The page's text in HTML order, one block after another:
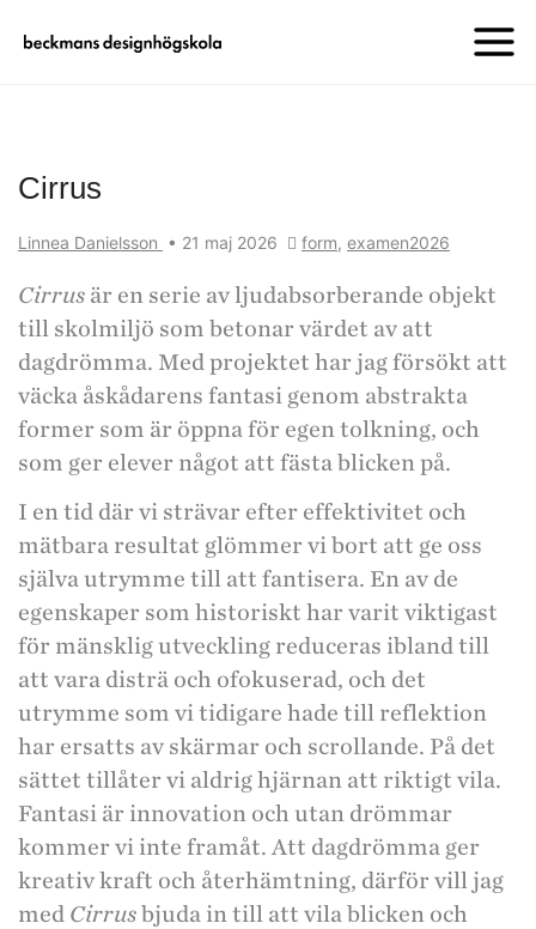
Cirrus
Linnea Danielsson • 21 maj 2026 form, examen2026
Cirrus är en serie av ljudabsorberande objekt
till skolmiljö som betonar värdet av att
dagdrömma. Med projektet har jag försökt att
väcka åskådarens fantasi genom abstrakta
former som är öppna för egen tolkning, och
som ger elever något att fästa blicken på.
I en tid där vi strävar efter effektivitet och
mätbara resultat glömmer vi bort att ge oss
själva utrymme till att fantisera. En av de
egenskaper som historiskt har varit viktigast
för mänsklig utveckling reduceras ibland till
att vara disträ och ofokuserad, och det
utrymme som vi tidigare hade till reflektion
har ersatts av skärmar och scrollande. På det
sättet tillåter vi aldrig hjärnan att riktigt vila.
Fantasi är innovation och utan drömmar
kommer vi inte framåt. Att dagdrömma ger
kreativ kraft och återhämtning, därför vill jag
med Cirrusbjuda in till att vila blicken och